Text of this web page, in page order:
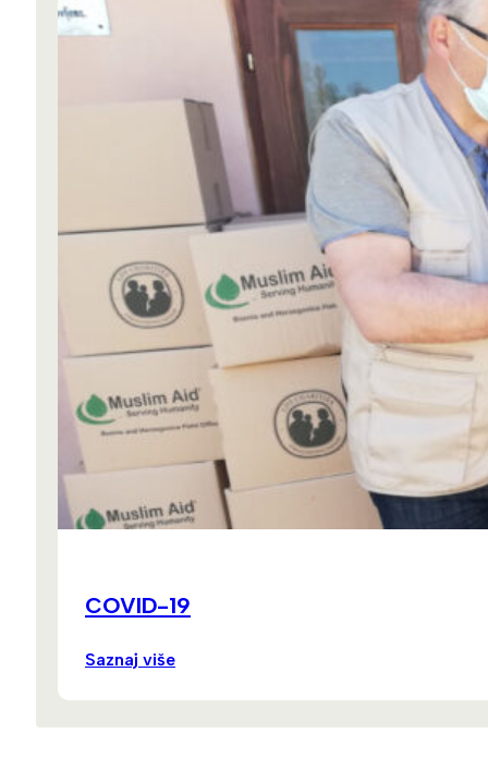
COVID-19
Saznaj više